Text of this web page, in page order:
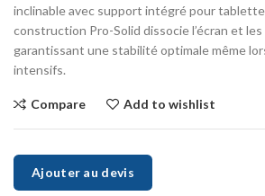
inclinable avec support intégré pour
construction Pro-Solid dissocie l’écran et
garantissant une stabilité optimale même
intensifs.
Compare Add to wishlist
Ajouter au devis